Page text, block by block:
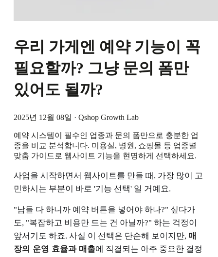
우리 가게엔 예약 기능이 꼭
필요할까? 그냥 문의 폼만
있어도 될까?
2025년 12월 08일 · Qshop Growth Lab
예약 시스템이 필수인 업종과 문의 폼만으로 충분한 업
종을 비교 분석합니다. 미용실, 병원, 쇼핑몰 등 업종별
맞춤 가이드로 웹사이트 기능을 현명하게 선택하세요.
사업을 시작하면서 웹사이트를 만들 때, 가장 많이 고
민하시는 부분이 바로 '기능 선택' 일 거예요.
"남들 다 하니까 예약 버튼을 넣어야 하나?" 싶다가
도, "복잡하고 비용만 드는 건 아닐까?" 하는 걱정이
앞서기도 하죠. 사실 이 선택은 단순해 보이지만, 매
장의 운영 효율과 매출에 직결되는 아주 중요한 결정